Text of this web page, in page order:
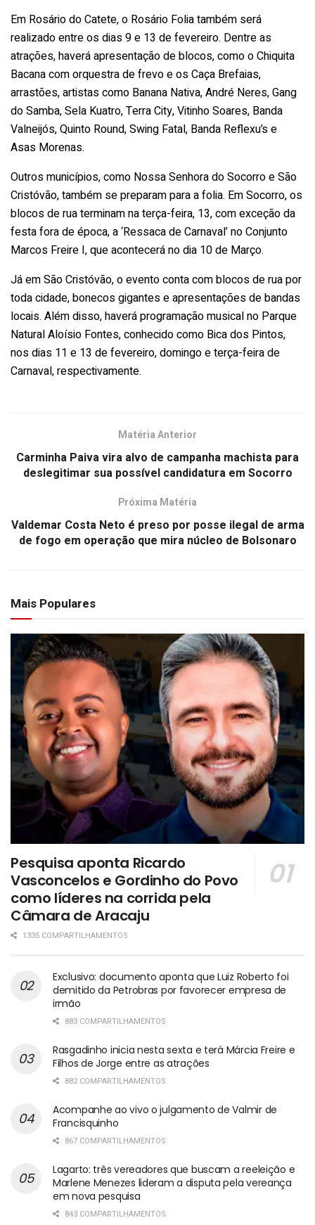
Em Rosário do Catete, o Rosário Folia também será
realizado entre os dias 9 e 13 de fevereiro. Dentre as
atrações, haverá apresentação de blocos, como o Chiquita
Bacana com orquestra de frevo e os Caça Brefaias,
arrastões, artistas como Banana Nativa, André Neres, Gang
do Samba, Sela Kuatro, Terra City, Vitinho Soares, Banda
Valneijós, Quinto Round, Swing Fatal, Banda Reflexu’s e
Asas Morenas.
Outros municípios, como Nossa Senhora do Socorro e São
Cristóvão, também se preparam para a folia. Em Socorro, os
blocos de rua terminam na terça-feira, 13, com exceção da
festa fora de época, a ‘Ressaca de Carnaval’ no Conjunto
Marcos Freire I, que acontecerá no dia 10 de Março.
Já em São Cristóvão, o evento conta com blocos de rua por
toda cidade, bonecos gigantes e apresentações de bandas
locais. Além disso, haverá programação musical no Parque
Natural Aloísio Fontes, conhecido como Bica dos Pintos,
nos dias 11 e 13 de fevereiro, domingo e terça-feira de
Carnaval, respectivamente.
Matéria Anterior
Carminha Paiva vira alvo de campanha machista para
deslegitimar sua possível candidatura em Socorro
Próxima Matéria
Valdemar Costa Neto é preso por posse ilegal de arma
de fogo em operação que mira núcleo de Bolsonaro
Mais Populares
Pesquisa aponta Ricardo
Vasconcelos e Gordinho do Povo
como líderes na corrida pela
Câmara de Aracaju
1335 COMPARTILHAMENTOS
Exclusivo: documento aponta que Luiz Roberto foi
demitido da Petrobras por favorecer empresa de
irmão
883 COMPARTILHAMENTOS
Rasgadinho inicia nesta sexta e terá Márcia Freire e
Filhos de Jorge entre as atrações
882 COMPARTILHAMENTOS
Acompanhe ao vivo o julgamento de Valmir de
Francisquinho
867 COMPARTILHAMENTOS
Lagarto: três vereadores que buscam a reeleição e
Marlene Menezes lideram a disputa pela vereança
em nova pesquisa
843 COMPARTILHAMENTOS